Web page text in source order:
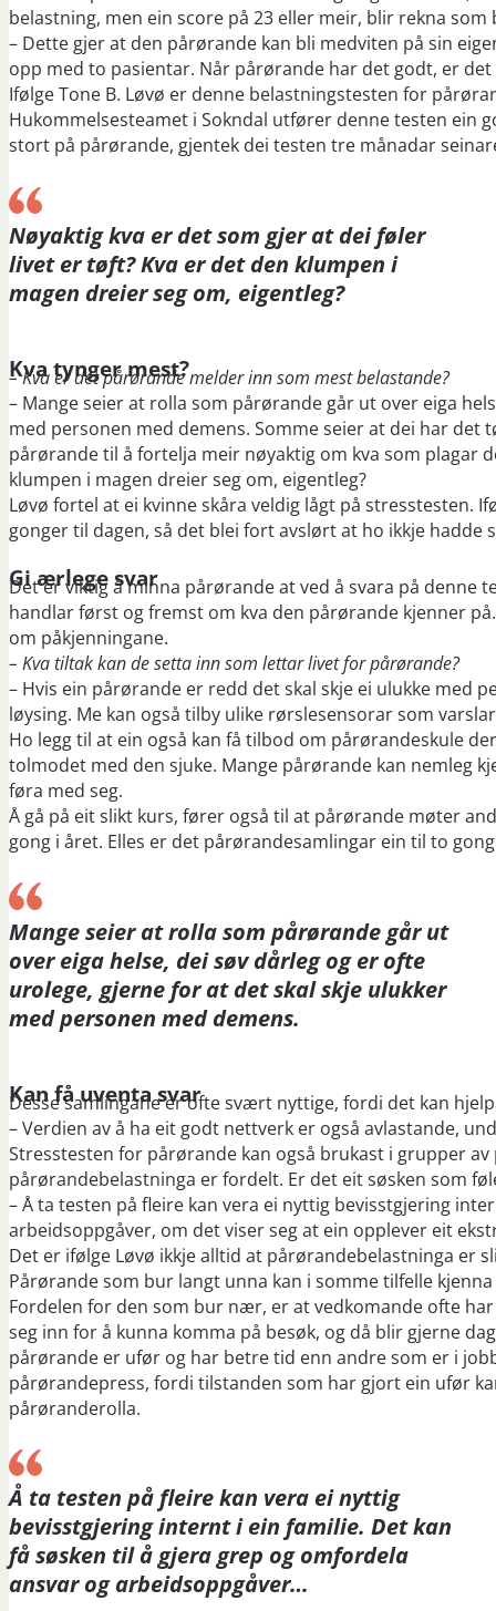
belastning, men ein score på 23 eller meir, blir rekna
– Dette gjer at den pårørande kan bli medviten på sin
opp med to pasientar. Når pårørande har det godt, er
Ifølge Tone B. Løvø er denne belastningstesten for
Hukommelsesteamet i Sokndal utfører denne testen ein
stort på pårørande, gjentek dei testen tre månadar
Nøyaktig kva er det som gjer at dei føler
livet er tøft? Kva er det den klumpen i
magen dreier seg om, eigentleg?
Kva tynger mest?
– Kva er det pårørande melder inn som mest belastande?
– Mange seier at rolla som pårørande går ut over eiga
med personen med demens. Somme seier at dei har det
pårørande til å fortelja meir nøyaktig om kva som plagar
klumpen i magen dreier seg om, eigentleg?
Løvø fortel at ei kvinne skåra veldig lågt på stresstesten.
gonger til dagen, så det blei fort avslørt at ho ikkje
Gi ærlege svar
Det er viktig å minna pårørande at ved å svara på
handlar først og fremst om kva den pårørande kjenner
om påkjenningane.
​– Kva tiltak kan de setta inn som lettar livet for pårørande?
– Hvis ein pårørande er redd det skal skje ei ulukke med
løysing. Me kan også tilby ulike rørslesensorar som
Ho legg til at ein også kan få tilbod om pårørandeskule
tolmodet med den sjuke. Mange pårørande kan nemleg
føra med seg.
Å gå på eit slikt kurs, fører også til at pårørande møter
gong i året. Elles er det pårørandesamlingar ein til to
Mange seier at rolla som pårørande går ut
over eiga helse, dei søv dårleg og er ofte
urolege, gjerne for at det skal skje ulukker
med personen med demens.
Kan få uventa svar
Desse samlingane er ofte svært nyttige, fordi det kan
– Verdien av å ha eit godt nettverk er også avlastande,
Stresstesten for pårørande kan også brukast i grupper
pårørandebelastninga er fordelt. Er det eit søsken som
– Å ta testen på fleire kan vera ei nyttig bevisstgjering
arbeidsoppgåver, om det viser seg at ein opplever eit
Det er ifølge Løvø ikkje alltid at pårørandebelastninga er
Pårørande som bur langt unna kan i somme tilfelle
Fordelen for den som bur nær, er at vedkomande ofte
seg inn for å kunna komma på besøk, og då blir gjerne
pårørande er ufør og har betre tid enn andre som er i
pårørandepress, fordi tilstanden som har gjort ein ufør
pårøranderolla.
Å ta testen på fleire kan vera ei nyttig
bevisstgjering internt i ein familie. Det kan
få søsken til å gjera grep og omfordela
ansvar og arbeidsoppgåver…